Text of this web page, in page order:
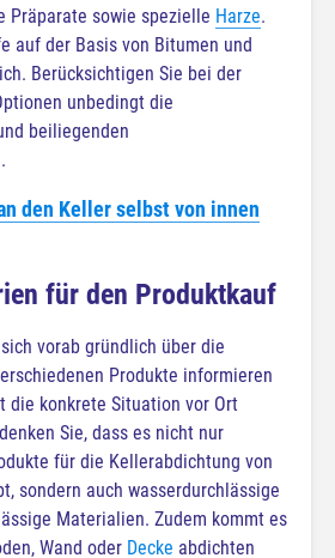
Präparate sowie spezielle Harze.
auf der Basis von Bitumen und
Berücksichtigen Sie bei der
unbedingt die
beiliegenden
den Keller selbst von innen
für den Produktkauf
vorab gründlich über die
Produkte informieren
die konkrete Situation vor Ort
Sie, dass es nicht nur
für die Kellerabdichtung von
sondern auch wasserdurchlässige
Materialien. Zudem kommt es
Wand oder Decke abdichten